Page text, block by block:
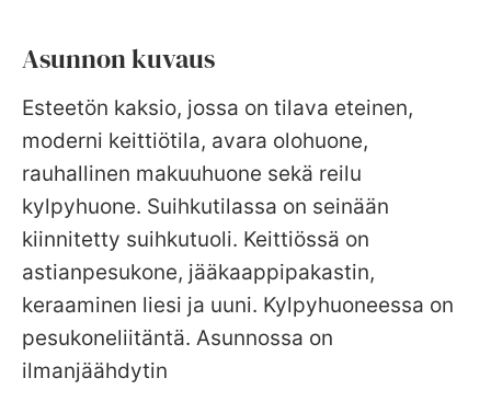
Asunnon kuvaus
Esteetön kaksio, jossa on tilava eteinen,
moderni keittiötila, avara olohuone,
rauhallinen makuuhuone sekä reilu
kylpyhuone. Suihkutilassa on seinään
kiinnitetty suihkutuoli. Keittiössä on
astianpesukone, jääkaappipakastin,
keraaminen liesi ja uuni. Kylpyhuoneessa on
pesukoneliitäntä. Asunnossa on
ilmanjäähdytin